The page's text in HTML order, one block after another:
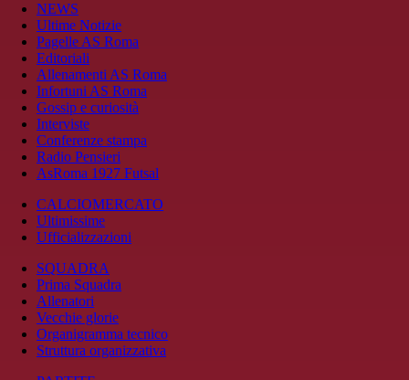
NEWS
Ultime Notizie
Pagelle AS Roma
Editoriali
Allenamenti AS Roma
Infortuni AS Roma
Gossip e curiosità
Interviste
Conferenze stampa
Radio Pensieri
AsRoma 1927 Futsal
CALCIOMERCATO
Ultimissime
Ufficializzazioni
SQUADRA
Prima Squadra
Allenatori
Vecchie glorie
Organigramma tecnico
Struttura organizzativa